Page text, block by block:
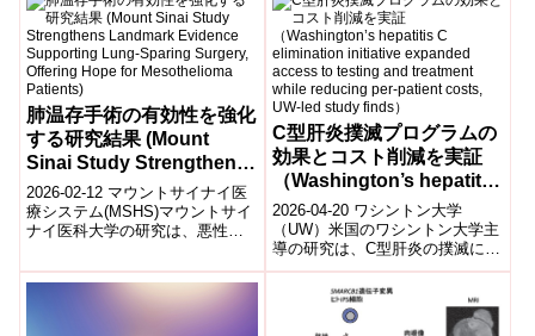
肺温存手術の有効性を強化
する研究結果 (Mount
Sinai Study Strengthens
Landmark Evidence
Supporting Lung-
Sparing Surgery, Offering
Patients)
2026-02-12 マウントサイナイ医
療システム(MSHS)マウントサイ
ナイ医科大学の研究は、悪性胸
有効性を裏付ける新たな証拠を
示...
C型肝炎撲滅プログラムの
効果とコスト削減を実証
（Washington’s hepatitis
C elimination initiative
expanded access to
testing and treatment
while reducing per-
patient costs, UW-led
study finds）
2026-04-20 ワシントン大学
（UW）米国のワシントン大学主
導の研究は、C型肝炎の撲滅に向
けた取り組みが、検査・治療へ
のアクセス拡大と患者一人当た
りのコス...